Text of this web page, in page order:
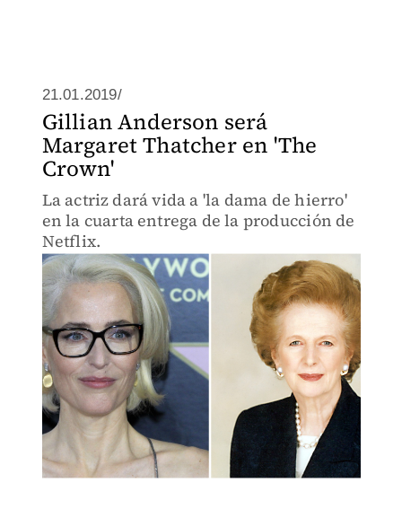
21.01.2019/
Gillian Anderson será
Margaret Thatcher en 'The
Crown'
La actriz dará vida a 'la dama de hierro'
en la cuarta entrega de la producción de
Netflix.